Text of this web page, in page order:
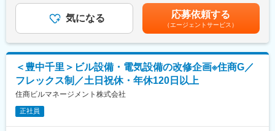
（3）新東総業：「街をつくる」・建設で、私たちの住む街を元気
に私たちの住む街を住みよい街、商売しやすい街にするお手伝い
をしていきます。
◎「健康経営優良法人2026」に認定されました
変更の範囲：会社の定める業務
盛り上げましょう。
■働き方：
・案件のエリアは宮城県内が中心です。（宿泊を伴う出張少なめ
■シントウグループについて：
（１）新東保険：「安心をとどける」・保険で、わが社の使命
は、みなさまに「安心な生活・安心な事業活動をしてもらうた
め」に保険という商品を提供し、安心して幸せな生活を過ごして
もらうことです。保険とは「将来の安心」を提供するものだと思
っています。
（２）新東運輸：「信頼を運ぶ」・物流で、私たちの住む街を元
た時間外労働の残業手当は追加支給＜月給＞284,000円～404,000
円（一律手当を含む）＜昇給有無＞有＜残業手当＞有＜給与補足
＞■昇給：あり■賞与：年2回（実績1ヶ月分）賃金はあくまでも目
安の金額であり、選考を通じて上下する可能性があります。月給
(月額)は固定手当を含めた表記です。
気になる 応募依頼する
（エージェントサービス）
＜豊中千里＞ビル設備・電気設備の改修企画※住商G／
フレックス制／土日祝休・年休120日以上
住商ビルマネージメント株式会社
正社員